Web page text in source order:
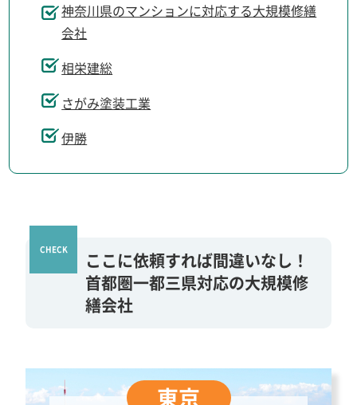
神奈川県のマンションに対応する大規模修繕
会社
相栄建総
さがみ塗装工業
伊勝
ここに依頼すれば間違いなし！
首都圏一都三県対応の大規模修
繕会社